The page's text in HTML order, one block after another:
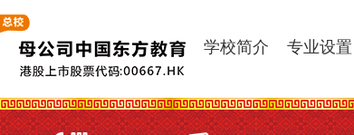
学校简介 专业设置